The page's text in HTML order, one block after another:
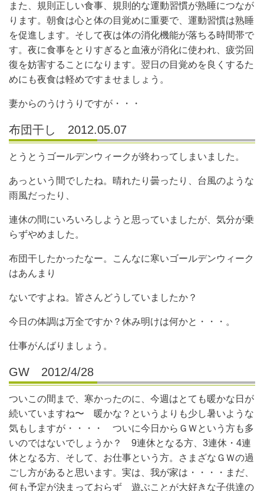
また、規則正しい食事、規則的な運動習慣が熟睡につなが
ります。朝食は心と体の目覚めに重要で、運動習慣は熟睡
を促進します。そして夜は体の消化機能が落ちる時間帯で
す。夜に食事をとりすぎると血液が消化に使われ、疲労回
復を妨害することになります。翌日の目覚めを良くするた
めにも夜食は軽めですませましょう。
妻からのうけうりですが・・・
布団干し 2012.05.07
とうとうゴールデンウィークが終わってしまいました。
あっという間でしたね。晴れたり曇ったり、台風のような
雨風だったり、
連休の間にいろいろしようと思っていましたが、気分が乗
らずやめました。
布団干したかったなー。こんなに寒いゴールデンウィーク
はあんまり
ないですよね。皆さんどうしていましたか？
今日の体調は万全ですか？休み明けは何かと・・・。
仕事がんばりましょう。
GW 2012/4/28
ついこの間まで、寒かったのに、今週はとても暖かな日が
続いていますね〜 暖かな？というよりも少し暑いような
気もしますが・・・・ ついに今日からＧＷという方も多
いのではないでしょうか？ 9連休となる方、3連休・4連
休となる方、そして、お仕事という方。さまざなＧＷの過
ごし方があると思います。実は、我が家は・・・・まだ、
何も予定が決まっておらず 遊ぶことが大好きな子供達の